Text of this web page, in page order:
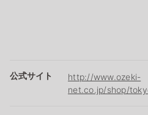
公式サイト
http://www.ozeki-
net.co.jp/shop/